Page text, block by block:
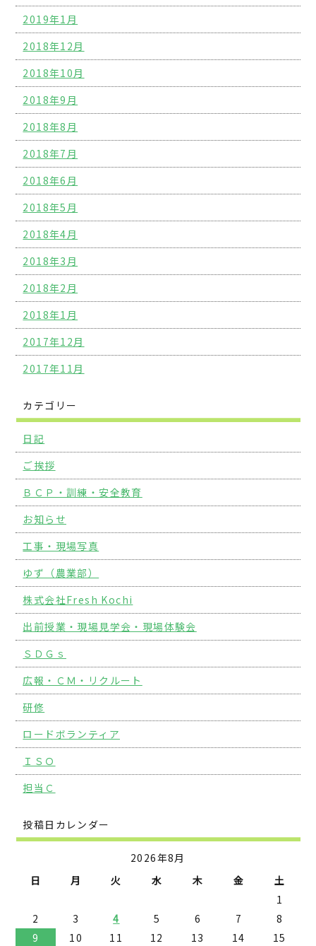
2019年1月
2018年12月
2018年10月
2018年9月
2018年8月
2018年7月
2018年6月
2018年5月
2018年4月
2018年3月
2018年2月
2018年1月
2017年12月
2017年11月
カテゴリー
日記
ご挨拶
ＢＣＰ・訓練・安全教育
お知らせ
工事・現場写真
ゆず（農業部）
株式会社Fresh Kochi
出前授業・現場見学会・現場体験会
ＳＤＧｓ
広報・ＣＭ・リクルート
研修
ロードボランティア
ＩＳＯ
担当Ｃ
投稿日カレンダー
2026年8月
日
月 火 水 木 金
土
1
2
3 4 5 6 7
8
9
10 11 12 13 14 15